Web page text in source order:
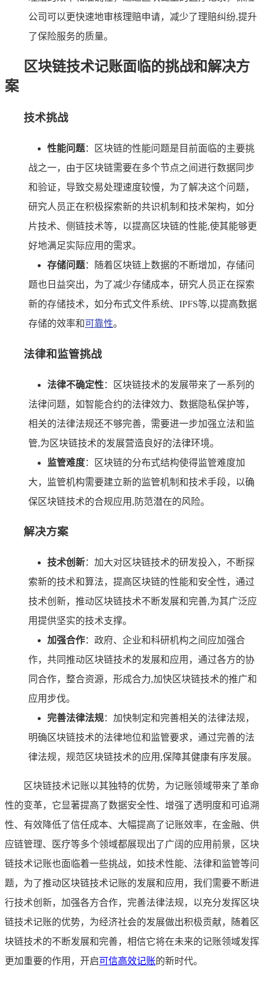
公司可以更快速地审核理赔申请，减少了理赔纠纷,提升
了保险服务的质量。
区块链技术记账面临的挑战和解决方
案
技术挑战
性能问题：区块链的性能问题是目前面临的主要挑
战之一，由于区块链需要在多个节点之间进行数据同步
和验证，导致交易处理速度较慢，为了解决这个问题，
研究人员正在积极探索新的共识机制和技术架构，如分
片技术、侧链技术等，以提高区块链的性能,使其能够更
好地满足实际应用的需求。
存储问题：随着区块链上数据的不断增加，存储问
题也日益突出，为了减少存储成本，研究人员正在探索
新的存储技术，如分布式文件系统、IPFS等,以提高数据
存储的效率和可靠性。
法律和监管挑战
法律不确定性：区块链技术的发展带来了一系列的
法律问题，如智能合约的法律效力、数据隐私保护等，
相关的法律法规还不够完善，需要进一步加强立法和监
管,为区块链技术的发展营造良好的法律环境。
监管难度：区块链的分布式结构使得监管难度加
大，监管机构需要建立新的监管机制和技术手段，以确
保区块链技术的合规应用,防范潜在的风险。
解决方案
技术创新：加大对区块链技术的研发投入，不断探
索新的技术和算法，提高区块链的性能和安全性，通过
技术创新，推动区块链技术不断发展和完善,为其广泛应
用提供坚实的技术支撑。
加强合作：政府、企业和科研机构之间应加强合
作，共同推动区块链技术的发展和应用，通过各方的协
同合作，整合资源，形成合力,加快区块链技术的推广和
应用步伐。
完善法律法规：加快制定和完善相关的法律法规，
明确区块链技术的法律地位和监管要求，通过完善的法
律法规，规范区块链技术的应用,保障其健康有序发展。
区块链技术记账以其独特的优势，为记账领域带来了革命
性的变革，它显著提高了数据安全性、增强了透明度和可追溯
性、有效降低了信任成本、大幅提高了记账效率，在金融、供
应链管理、医疗等多个领域都展现出了广阔的应用前景，区块
链技术记账也面临着一些挑战，如技术性能、法律和监管等问
题，为了推动区块链技术记账的发展和应用，我们需要不断进
行技术创新，加强各方合作，完善法律法规，以充分发挥区块
链技术记账的优势，为经济社会的发展做出积极贡献，随着区
块链技术的不断发展和完善，相信它将在未来的记账领域发挥
更加重要的作用，开启可信高效记账的新时代。